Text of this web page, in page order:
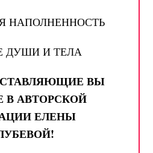
НАПОЛНЕННОСТЬ
ДУШИ И ТЕЛА
ВЫ
В АВТОРСКОЙ
ЕЛЕНЫ